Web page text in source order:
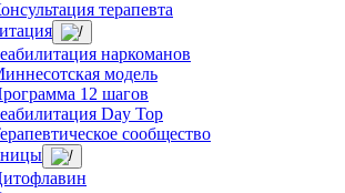
терапевта
наркоманов
модель
12 шагов
Day Top
сообщество